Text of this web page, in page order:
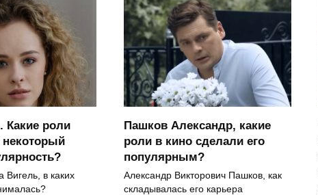
Какие роли
некоторый
Вигель, в каких
Пашков Александр, какие
роли в кино сделали его
популярным?
Александр Викторович Пашков, как
складывалась его карьера